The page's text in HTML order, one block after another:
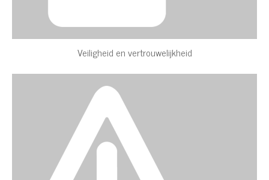
Veiligheid en vertrouwelijkheid